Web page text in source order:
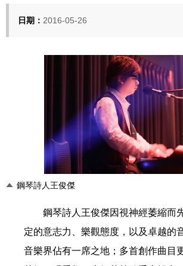
日期： 2016-05-26
鋼琴詩人王俊傑
鋼琴詩人王俊傑因視神經萎縮而
定的意志力、樂觀態度，以及卓越的
音樂界佔有一席之地；多首創作曲目